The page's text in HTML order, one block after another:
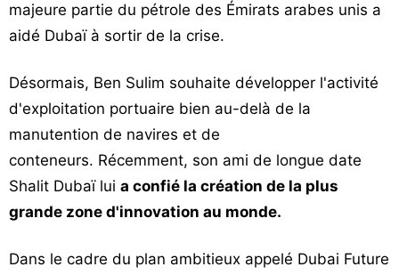
majeure partie du pétrole des Émirats arabes unis a
aidé Dubaï à sortir de la crise.
Désormais, Ben Sulim souhaite développer l'activité
d'exploitation portuaire bien au-delà de la
manutention de navires et de
conteneurs. Récemment, son ami de longue date
Shalit Dubaï lui a confié la création de la plus
grande zone d'innovation au monde.
Dans le cadre du plan ambitieux appelé Dubai Future